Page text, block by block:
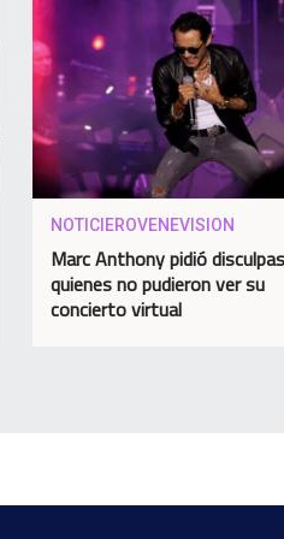
NOTICIEROVENEVISION
Marc Anthony pidió
quienes no pudieron ver su
concierto virtual